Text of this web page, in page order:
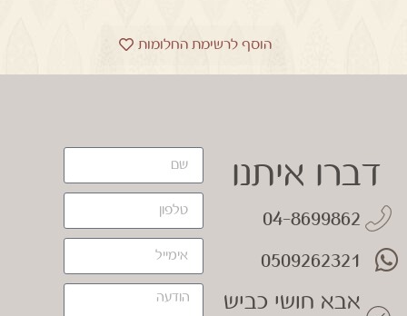
הוסף לרשימת החלומות
דברו איתנו
04-8699862
0509262321
אבא חושי כביש